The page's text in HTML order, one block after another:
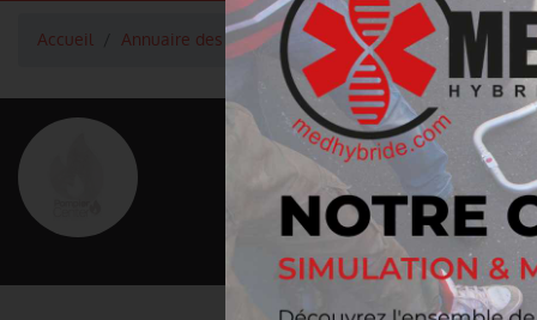
Accueil Annuaire des pompiers Caporal LEROY Victor
<Retour à la liste des pompiers
LEROY
Grade : Caporal